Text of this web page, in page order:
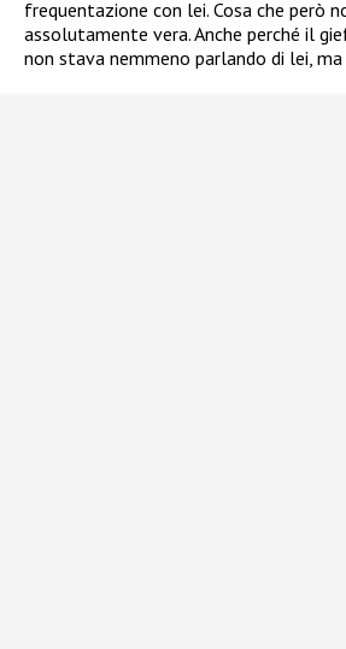
frequentazione con lei. Cosa che però
assolutamente vera. Anche perché il
non stava nemmeno parlando di lei, ma